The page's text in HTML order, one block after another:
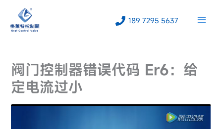
189 7295 5637
阀门控制器错误代码 Er6：给
定电流过小